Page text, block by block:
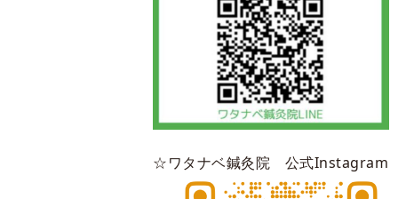
☆ワタナベ鍼灸院 公式Instagram